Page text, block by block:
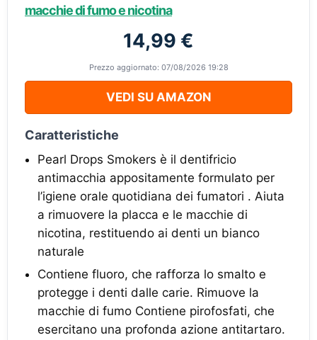
macchie di fumo e nicotina
14,99 €
Prezzo aggiornato: 07/08/2026 19:28
VEDI SU AMAZON
Caratteristiche
Pearl Drops Smokers è il dentifricio
antimacchia appositamente formulato per
l’igiene orale quotidiana dei fumatori . Aiuta
a rimuovere la placca e le macchie di
nicotina, restituendo ai denti un bianco
naturale
Contiene fluoro, che rafforza lo smalto e
protegge i denti dalle carie. Rimuove la
macchie di fumo Contiene pirofosfati, che
esercitano una profonda azione antitartaro.